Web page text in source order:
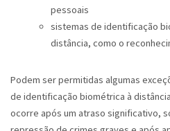
pessoais
sistemas de identificação
distância, como o
Podem ser permitidas algumas
de identificação biométrica à
ocorre após um atraso significativo,